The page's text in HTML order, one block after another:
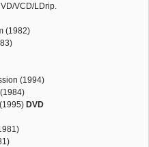
VCD/LDrip.
(1982)
(1994)
DVD